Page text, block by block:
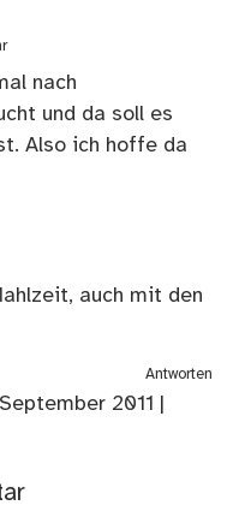
nach
und da soll es
Also ich hoffe da
auch mit den
Antworten
2011 |